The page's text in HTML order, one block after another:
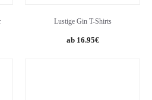
Lustige Gin T-Shirts
16.95€